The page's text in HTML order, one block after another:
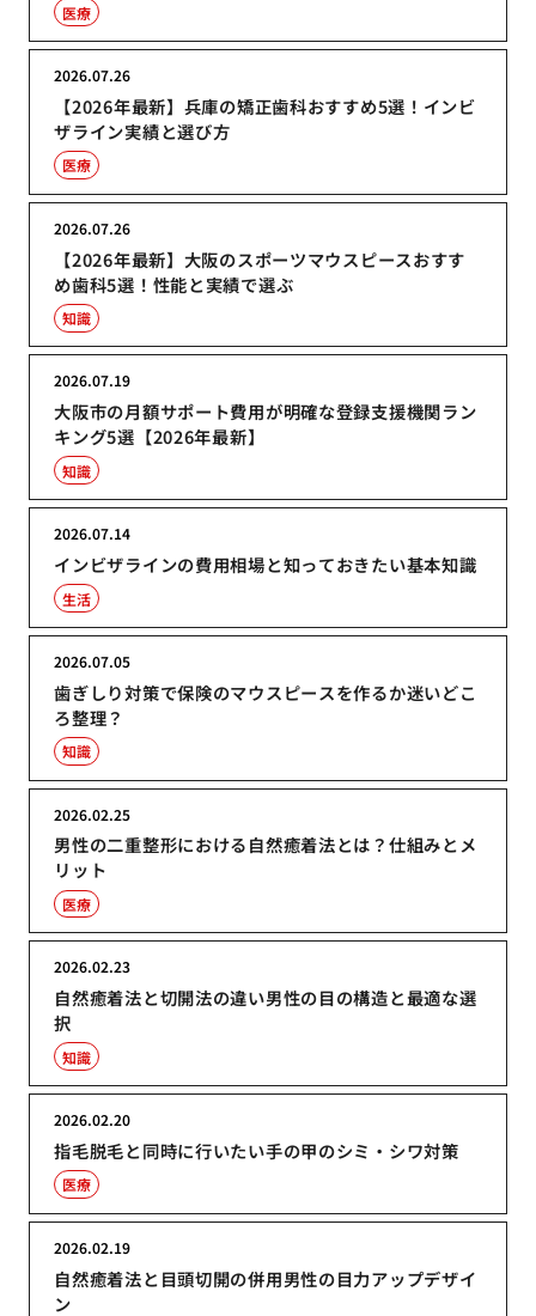
医療
【2026年最新】兵庫の矯正歯科おすすめ5選！インビ
ザライン実績と選び方
2026.07.26
医療
【2026年最新】大阪のスポーツマウスピースおすす
め歯科5選！性能と実績で選ぶ
2026.07.26
知識
大阪市の月額サポート費用が明確な登録支援機関ラン
キング5選【2026年最新】
2026.07.19
知識
インビザラインの費用相場と知っておきたい基本知識
2026.07.14
生活
歯ぎしり対策で保険のマウスピースを作るか迷いどこ
ろ整理？
2026.07.05
知識
男性の二重整形における自然癒着法とは？仕組みとメ
リット
2026.02.25
医療
自然癒着法と切開法の違い男性の目の構造と最適な選
択
2026.02.23
知識
指毛脱毛と同時に行いたい手の甲のシミ・シワ対策
2026.02.20
医療
自然癒着法と目頭切開の併用男性の目力アップデザイ
ン
2026.02.19